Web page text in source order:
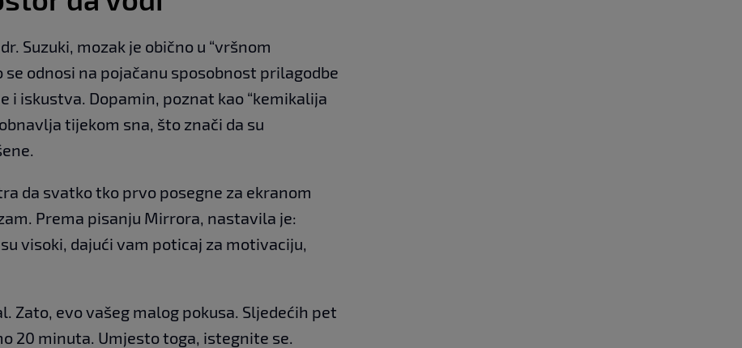
Suzuki, mozak je obično u “vršnom
odnosi na pojačanu sposobnost prilagodbe
i iskustva. Dopamin, poznat kao “kemikalija
tijekom sna, što znači da su
da svatko tko prvo posegne za ekranom
Prema pisanju Mirrora, nastavila je:
visoki, dajući vam poticaj za motivaciju,
Zato, evo vašeg malog pokusa. Sljedećih pet
20 minuta. Umjesto toga, istegnite se.